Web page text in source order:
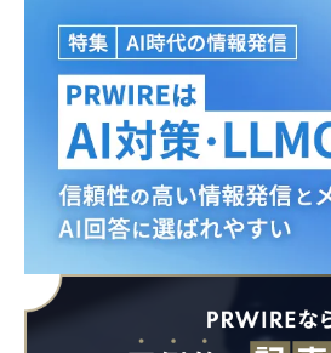
English